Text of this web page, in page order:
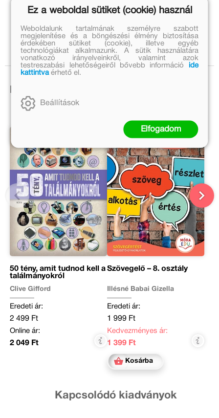
A hangoskönyv megjelenését támogatta
a Magyar Kultúráért Alapítvány.
50 tény, amit tudnod kell a
találmányokról
Clive Gifford
Eredeti ár:
2 499 Ft
Online ár:
2 049 Ft
Szövegelő – 8. osztály
Illésné Babai Gizella
Eredeti ár:
1 999 Ft
Kedvezményes ár:
1 399 Ft
Kosárba
Kapcsolódó kiadványok
Ez a weboldal sütiket (cookie) használ
Weboldalunk tartalmának személyre szabott
megjelenítése és a böngészési élmény biztosítása
érdekében sütiket (cookie), illetve egyéb
technológiákat alkalmazunk. A sütik használatára
vonatkozó irányelveinkről, valamint azok
testreszabási lehetőségeiről bővebb információ
ide
kattintvaérhető el.
Beállítások
Elfogadom